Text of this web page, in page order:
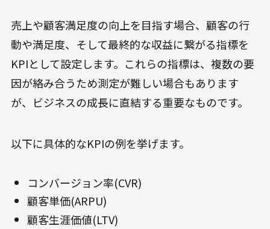
売上や顧客満足度の向上を目指す場合、顧客の行
動や満足度、そして最終的な収益に繋がる指標を
KPIとして設定します。これらの指標は、複数の要
因が絡み合うため測定が難しい場合もあります
が、ビジネスの成長に直結する重要なものです。
以下に具体的なKPIの例を挙げます。
コンバージョン率(CVR)
顧客単価(ARPU)
顧客生涯価値(LTV)